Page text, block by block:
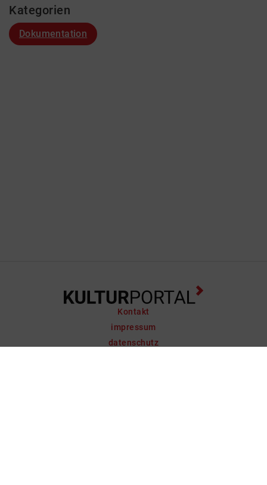
Kategorien
Dokumentation
Kontakt
impressum
datenschutz